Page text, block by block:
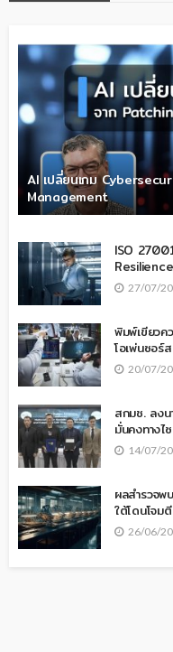
AI เปลี่ยนเกม
Management
ISO
27/07/
พิมพ์เขียวค
โอเพ่นซอร์
20/07/
สกมช. ลงน
มั่นคงทางไ
14/07/
ผลสำรวจพ
ใต้โดนโจม
26/06/